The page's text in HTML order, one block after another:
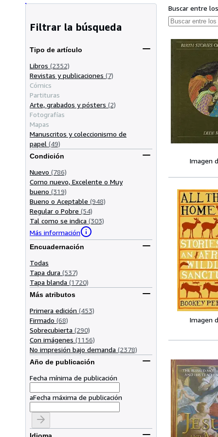
Filtrar la búsqueda
Tipo de artículo
Libros (2352)
Revistas y publicaciones (7)
Cómics
Partituras
Arte, grabados y pósters (2)
Fotografías
Mapas
Manuscritos y coleccionismo de
papel (49)
Condición
Nuevo (786)
Como nuevo, Excelente o Muy
bueno (319)
Bueno o Aceptable (948)
Regular o Pobre (54)
Tal como se indica (303)
Más información
Encuadernación
Todas
Tapa dura (537)
Tapa blanda (1720)
Más atributos
Primera edición (453)
Firmado (68)
Sobrecubierta (290)
Con imágenes (1156)
No impresión bajo demanda (2378)
Año de publicación
Fecha mínima de publicación
aFecha máxima de publicación
Buscar entre
Imagen
Imagen